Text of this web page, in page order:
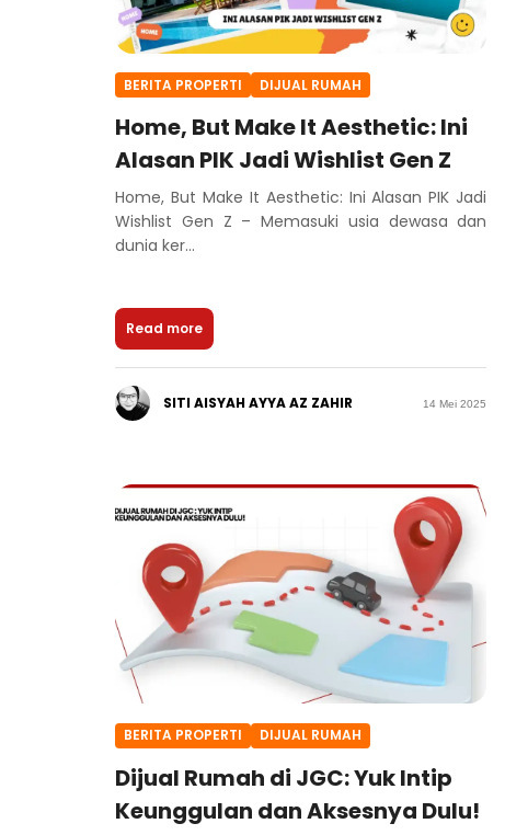
BERITA PROPERTI DIJUAL RUMAH
Home, But Make It Aesthetic: Ini
Alasan PIK Jadi Wishlist Gen Z
Home, But Make It Aesthetic: Ini Alasan PIK Jadi
Wishlist Gen Z – Memasuki usia dewasa dan
dunia ker...
Read more
SITI AISYAH AYYA AZ ZAHIR 14 Mei 2025
BERITA PROPERTI DIJUAL RUMAH
Dijual Rumah di JGC: Yuk Intip
Keunggulan dan Aksesnya Dulu!